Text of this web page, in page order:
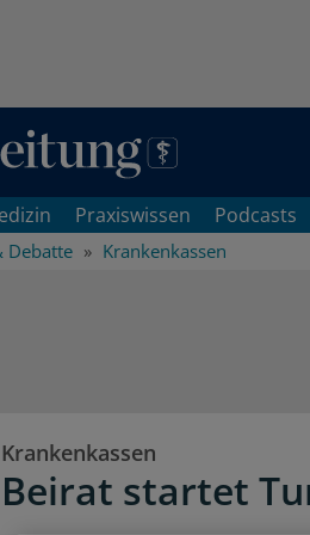
Praxiswissen Podcasts
Debatte Krankenkassen
Krankenkassen
Beirat startet